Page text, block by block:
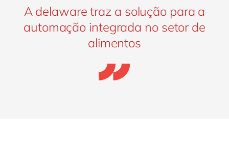
A delaware traz a solução para a
automação integrada no setor de
alimentos